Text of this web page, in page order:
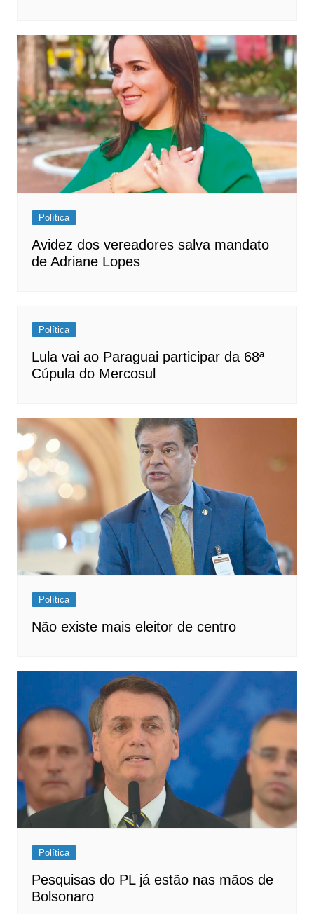
Política
Avidez dos vereadores salva mandato
de Adriane Lopes
Política
Lula vai ao Paraguai participar da 68ª
Cúpula do Mercosul
Política
Não existe mais eleitor de centro
Política
Pesquisas do PL já estão nas mãos de
Bolsonaro